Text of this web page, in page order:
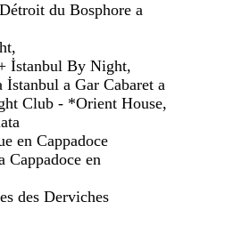
du Bosphore a
İstanbul By Night,
İstanbul a Gar Cabaret a
Club - *Orient House,
en Cappadoce
Cappadoce en
des Derviches